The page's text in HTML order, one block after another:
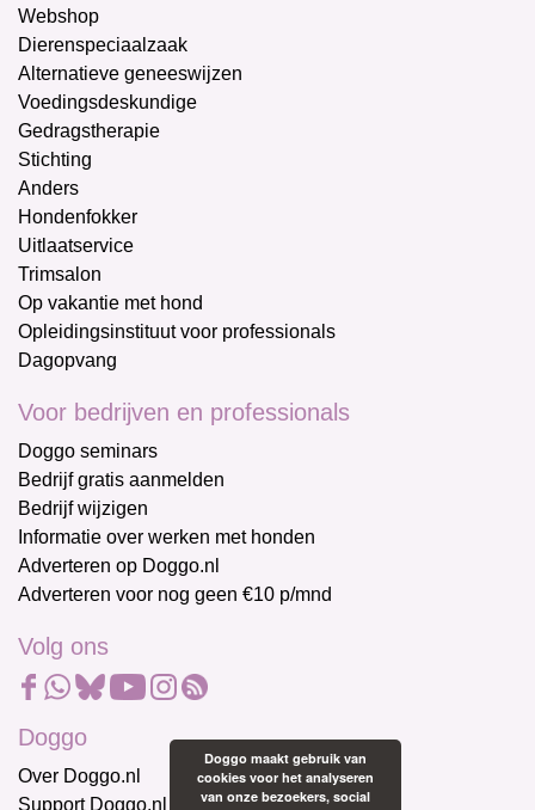
Webshop
Dierenspeciaalzaak
Alternatieve geneeswijzen
Voedingsdeskundige
Gedragstherapie
Stichting
Anders
Hondenfokker
Uitlaatservice
Trimsalon
Op vakantie met hond
Opleidingsinstituut voor professionals
Dagopvang
Voor bedrijven en professionals
Doggo seminars
Bedrijf gratis aanmelden
Bedrijf wijzigen
Informatie over werken met honden
Adverteren op Doggo.nl
Adverteren voor nog geen €10 p/mnd
Volg ons
Doggo
Over Doggo.nl
Support Doggo.nl
Doggo maakt gebruik van
cookies voor het analyseren
van onze bezoekers, social